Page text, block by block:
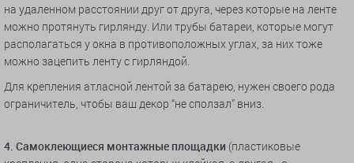
на удаленном расстоянии друг от друга, через которые на ленте
можно протянуть гирлянду. Или трубы батареи, которые могут
располагаться у окна в противоположных углах, за них тоже
можно зацепить ленту с гирляндой.
Для крепления атласной лентой за батарею, нужен своего рода
ограничитель, чтобы ваш декор “не сползал” вниз.
4. Самоклеющиеся монтажные площадки (пластиковые